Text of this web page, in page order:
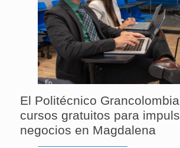
El Politécnico
cursos gratuitos para
negocios en Magdalena